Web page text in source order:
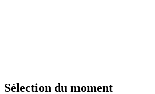
Sélection du moment